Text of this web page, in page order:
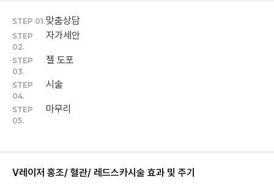
STEP 01.맞춤상담
STEP
02.
자가세안
STEP
03.
젤 도포
STEP
04.
시술
STEP
05.
마무리
V레이저 홍조/ 혈관/ 레드스카시술 효과 및 주기